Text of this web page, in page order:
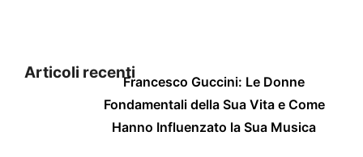
Articoli recentiFrancesco Guccini: Le Donne
Fondamentali della Sua Vita e Come
Hanno Influenzato la Sua Musica